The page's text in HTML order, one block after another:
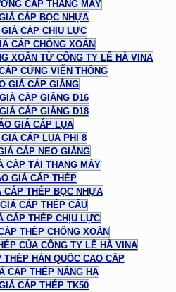
CÁP THANG MÁY
CÁP BỌC NHỰA
CÁP CHỊU LỰC
CÁP CHỐNG XOẮN
XOẮN TỪ CÔNG TY LÊ HÀ VINA
CỨNG VIỄN THÔNG
GIÁ CÁP GIẰNG
CÁP GIẰNG D16
CÁP GIẰNG D18
GIÁ CÁP LỤA
CÁP LỤA PHI 8
CÁP NEO GIẰNG
CÁP TẢI THANG MÁY
GIÁ CÁP THÉP
CÁP THÉP BỌC NHỰA
CÁP THÉP CẨU
CÁP THÉP CHỊU LỰC
THÉP CHỐNG XOẮN
CỦA CÔNG TY LÊ HÀ VINA
THÉP HÀN QUỐC CAO CẤP
CÁP THÉP NÂNG HẠ
CÁP THÉP TK50